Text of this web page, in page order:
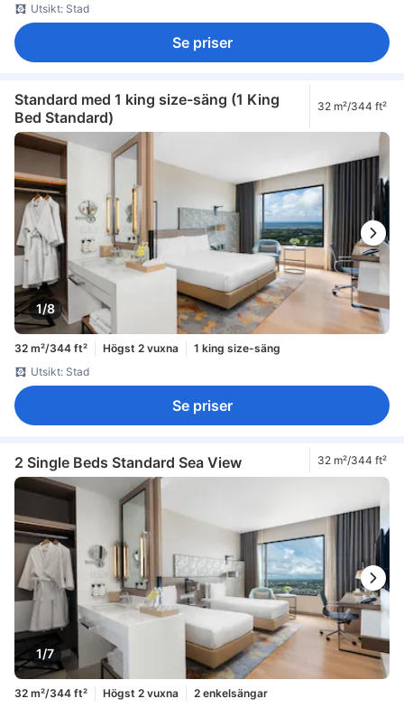
Utsikt: Stad
Se priser
Standard med 1 king size-säng (1 King
Bed Standard)
32 m²/344 ft²
1/8
32 m²/344 ft² Högst 2 vuxna
1 king size-säng
Utsikt: Stad
Se priser
2 Single Beds Standard Sea View 32 m²/344 ft²
1/7
32 m²/344 ft² Högst 2 vuxna 2 enkelsängar